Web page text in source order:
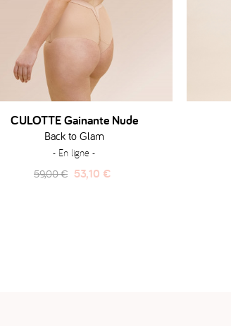
CULOTTE Gainante Nude
Back to Glam
- En ligne -
Prix
59,00 € Prix
53,10 €